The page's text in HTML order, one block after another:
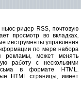
ридер RSS, почтовую
просмотр во вкладках,
инструменты управления
по мере набора
рекламы, может менять
работу с несколькими
в формате HTML.
HTML страницы, имеет